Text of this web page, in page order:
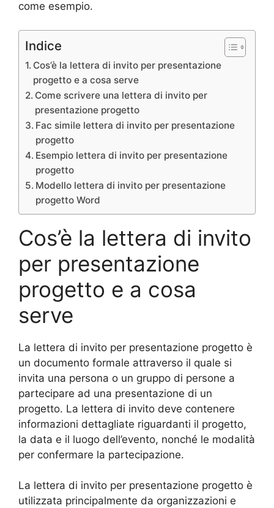
come esempio.
Indice
Cos’è la lettera di invito per presentazione
progetto e a cosa serve
Come scrivere una lettera di invito per
presentazione progetto
Fac simile lettera di invito per presentazione
progetto
Esempio lettera di invito per presentazione
progetto
Modello lettera di invito per presentazione
progetto Word
Cos’è la lettera di invito
per presentazione
progetto e a cosa
serve
La lettera di invito per presentazione progetto è
un documento formale attraverso il quale si
invita una persona o un gruppo di persone a
partecipare ad una presentazione di un
progetto. La lettera di invito deve contenere
informazioni dettagliate riguardanti il progetto,
la data e il luogo dell’evento, nonché le modalità
per confermare la partecipazione.
La lettera di invito per presentazione progetto è
utilizzata principalmente da organizzazioni e